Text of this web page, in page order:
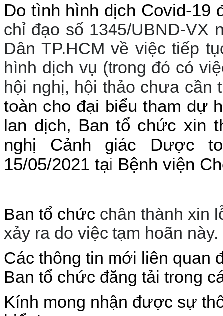
Do tình hình dịch Covid-19
chỉ đạo số 1345/UBND-VX
Dân TP.HCM về việc tiếp
hình dịch vụ (trong đó có
hội nghị, hội thảo chưa cần
toàn cho đại biểu tham dự
lan dịch, Ban tổ chức xin
nghị Cảnh giác Dược
15/05/2021 tại Bệnh viện
Ban tổ chức chân thành xin
xảy ra do việc tạm hoãn này.
Các thông tin mới liên quan
Ban tổ chức đăng tải trong
Kính mong nhận được sự